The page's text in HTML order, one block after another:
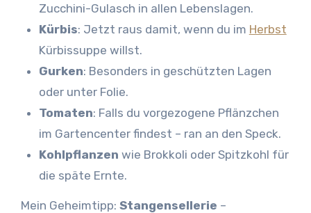
Zucchini-Gulasch in allen Lebenslagen.
Kürbis: Jetzt raus damit, wenn du im Herbst
Kürbissuppe willst.
Gurken: Besonders in geschützten Lagen
oder unter Folie.
Tomaten: Falls du vorgezogene Pflänzchen
im Gartencenter findest – ran an den Speck.
Kohlpflanzen wie Brokkoli oder Spitzkohl für
die späte Ernte.
Mein Geheimtipp: Stangensellerie –